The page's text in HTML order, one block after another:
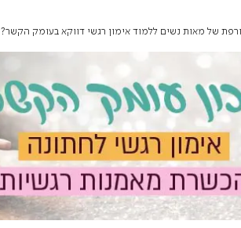
של מאות נשים ללמוד אימון רגשי דווקא בעומק הקשר?